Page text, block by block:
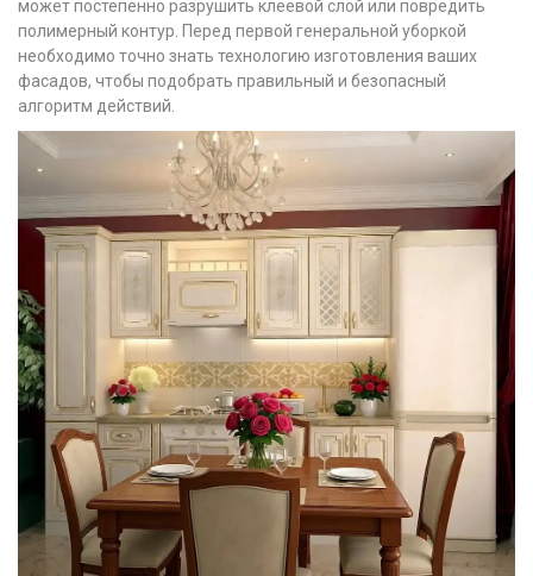
может постепенно разрушить клеевой слой или повредить
полимерный контур. Перед первой генеральной уборкой
необходимо точно знать технологию изготовления ваших
фасадов, чтобы подобрать правильный и безопасный
алгоритм действий.